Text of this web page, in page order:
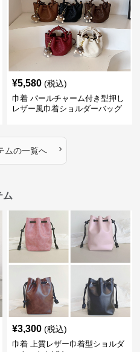
¥5,580 (税込)
巾着 パールチャーム付き型押し
レザー風巾着ショルダーバッグ
ムの一覧へ ›
ム
¥3,300 (税込)
巾着 上質レザー巾着型ショルダ